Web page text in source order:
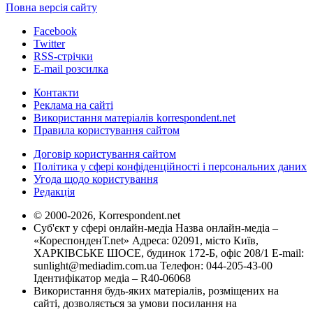
Повна версія сайту
Facebook
Twitter
RSS-стрічки
E-mail розсилка
Контакти
Реклама на сайті
Використання матеріалів korrespondent.net
Правила користування сайтом
Договір користування сайтом
Політика у сфері конфіденційності і персональних даних
Угода щодо користування
Редакція
© 2000-2026, Korrespondent.net
Суб'єкт у сфері онлайн-медіа Назва онлайн-медіа –
«КореспонденТ.net» Адреса: 02091, місто Київ,
ХАРКІВСЬКЕ ШОСЕ, будинок 172-Б, офіс 208/1 E-mail:
sunlight@mediadim.com.ua Телефон: 044-205-43-00
Ідентифікатор медіа – R40-06068
Використання будь-яких матеріалів, розміщених на
сайті, дозволяється за умови посилання на